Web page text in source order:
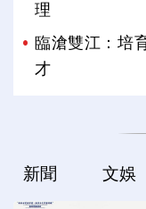
理
臨滄雙江：培
才
新聞 文娛